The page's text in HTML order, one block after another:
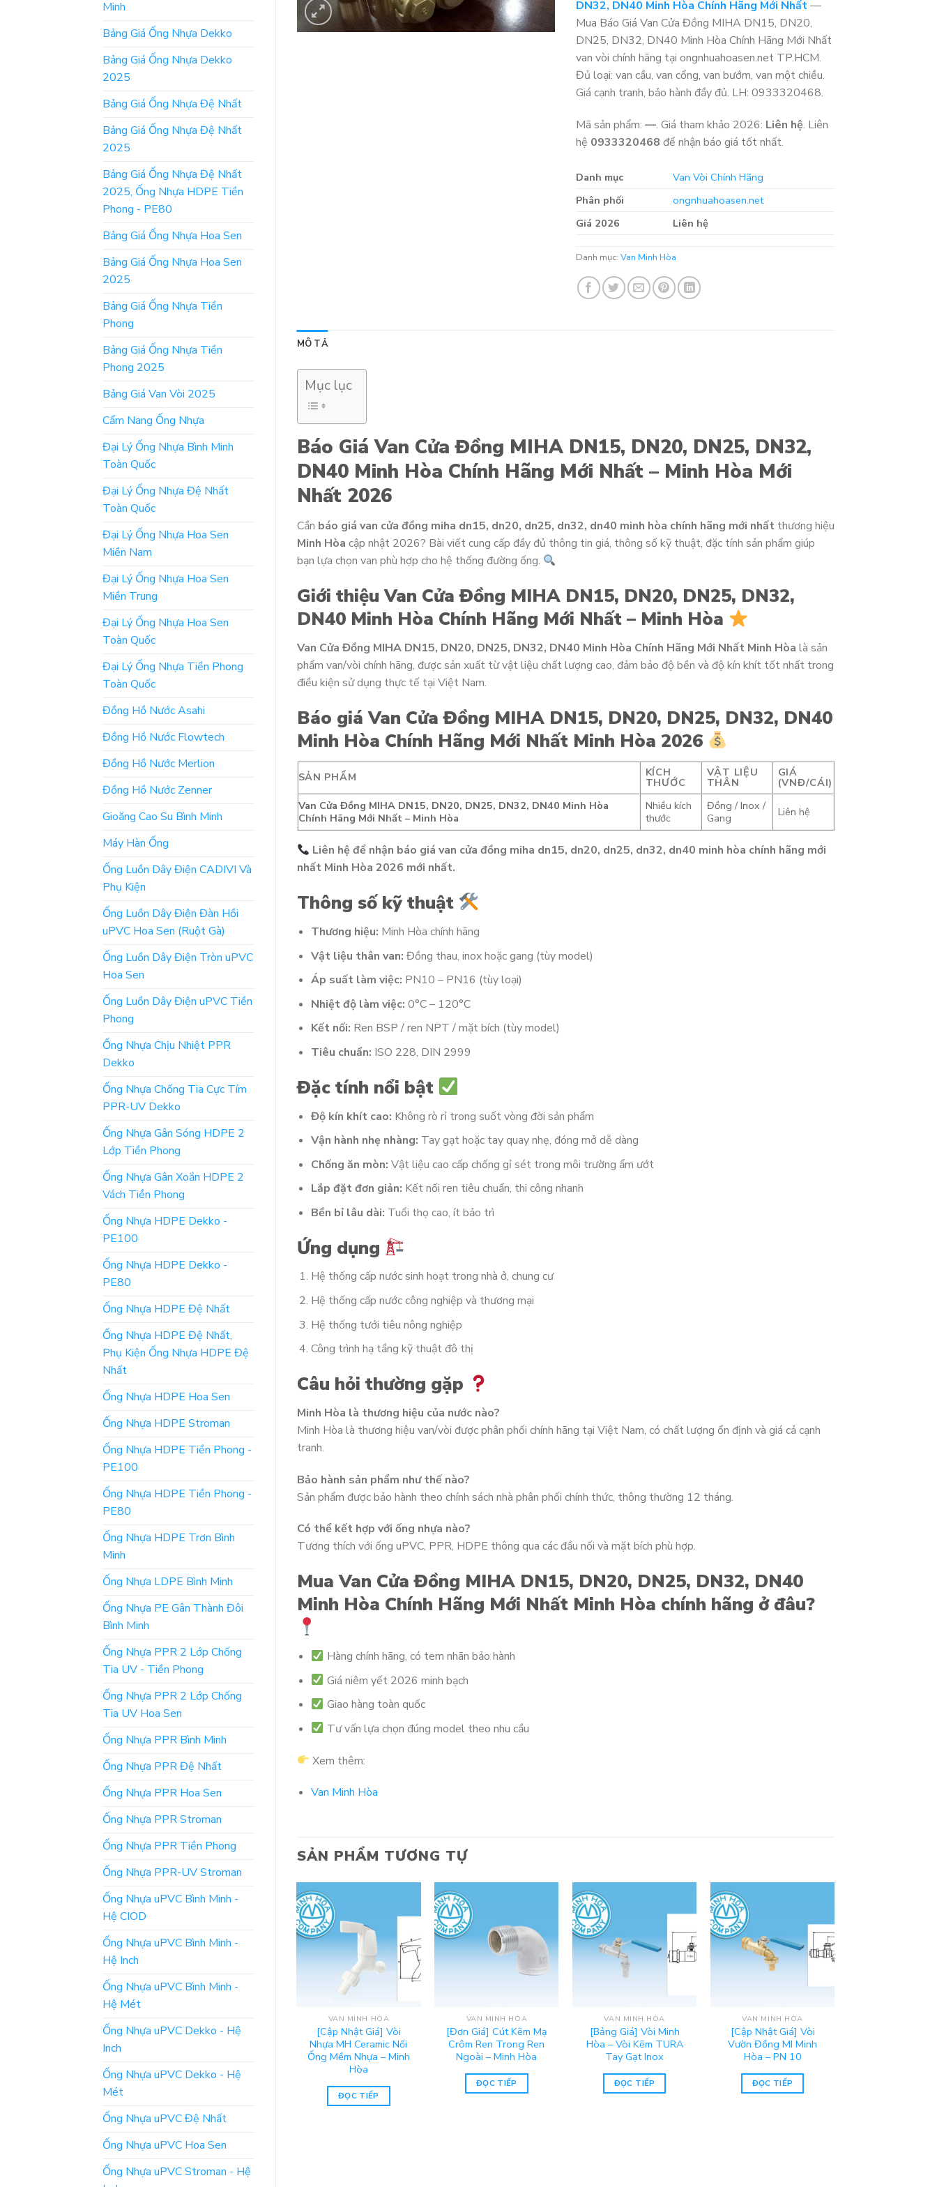
Minh
Bảng Giá Ống Nhựa Dekko
Bảng Giá Ống Nhựa Dekko
2025
Bảng Giá Ống Nhựa Đệ Nhất
Bảng Giá Ống Nhựa Đệ Nhất
2025
Bảng Giá Ống Nhựa Đệ Nhất
2025, Ống Nhựa HDPE Tiền
Phong - PE80
Bảng Giá Ống Nhựa Hoa Sen
Bảng Giá Ống Nhựa Hoa Sen
2025
Bảng Giá Ống Nhựa Tiền
Phong
Bảng Giá Ống Nhựa Tiền
Phong 2025
Bảng Giá Van Vòi 2025
Cẩm Nang Ống Nhựa
Đại Lý Ống Nhựa Bình Minh
Toàn Quốc
Đại Lý Ống Nhựa Đệ Nhất
Toàn Quốc
Đại Lý Ống Nhựa Hoa Sen
Miền Nam
Đại Lý Ống Nhựa Hoa Sen
Miền Trung
Đại Lý Ống Nhựa Hoa Sen
Toàn Quốc
Đại Lý Ống Nhựa Tiền Phong
Toàn Quốc
Đồng Hồ Nước Asahi
Đồng Hồ Nước Flowtech
Đồng Hồ Nước Merlion
Đồng Hồ Nước Zenner
Gioăng Cao Su Bình Minh
Máy Hàn Ống
Ống Luồn Dây Điện CADIVI Và
Phụ Kiện
Ống Luồn Dây Điện Đàn Hồi
uPVC Hoa Sen (Ruột Gà)
Ống Luồn Dây Điện Tròn uPVC
Hoa Sen
Ống Luồn Dây Điện uPVC Tiền
Phong
Ống Nhựa Chịu Nhiệt PPR
Dekko
Ống Nhựa Chống Tia Cực Tím
PPR-UV Dekko
Ống Nhựa Gân Sóng HDPE 2
Lớp Tiền Phong
Ống Nhựa Gân Xoắn HDPE 2
Vách Tiền Phong
Ống Nhựa HDPE Dekko -
PE100
Ống Nhựa HDPE Dekko -
PE80
Ống Nhựa HDPE Đệ Nhất
Ống Nhựa HDPE Đệ Nhất,
Phụ Kiện Ống Nhựa HDPE Đệ
Nhất
Ống Nhựa HDPE Hoa Sen
Ống Nhựa HDPE Stroman
Ống Nhựa HDPE Tiền Phong -
PE100
Ống Nhựa HDPE Tiền Phong -
PE80
Ống Nhựa HDPE Trơn Bình
Minh
Ống Nhựa LDPE Bình Minh
Ống Nhựa PE Gân Thành Đôi
Bình Minh
Ống Nhựa PPR 2 Lớp Chống
Tia UV - Tiền Phong
Ống Nhựa PPR 2 Lớp Chống
Tia UV Hoa Sen
Ống Nhựa PPR Bình Minh
Ống Nhựa PPR Đệ Nhất
Ống Nhựa PPR Hoa Sen
Ống Nhựa PPR Stroman
Ống Nhựa PPR Tiền Phong
Ống Nhựa PPR-UV Stroman
Ống Nhựa uPVC Bình Minh -
Hệ CIOD
Ống Nhựa uPVC Bình Minh -
Hệ Inch
Ống Nhựa uPVC Bình Minh -
Hệ Mét
Ống Nhựa uPVC Dekko - Hệ
Inch
Ống Nhựa uPVC Dekko - Hệ
Mét
Ống Nhựa uPVC Đệ Nhất
Ống Nhựa uPVC Hoa Sen
Ống Nhựa uPVC Stroman - Hệ
DN32, DN40 Minh Hòa Chính Hãng Mới Nhất—
Mua Báo Giá Van Cửa Đồng MIHA DN15, DN20,
DN25, DN32, DN40 Minh Hòa Chính Hãng Mới Nhất
van vòi chính hãng tại ongnhuahoasen.net TP.HCM.
Đủ loại: van cầu, van cổng, van bướm, van một chiều.
Giá cạnh tranh, bảo hành đầy đủ. LH: 0933320468.
Mã sản phẩm:—. Giá tham khảo 2026: Liên hệ. Liên
hệ 0933320468 để nhận báo giá tốt nhất.
Danh mục
Van Vòi Chính Hãng
Phân phối
ongnhuahoasen.net
Giá 2026
Liên hệ
Danh mục:Van Minh Hòa
MÔ TẢ
Mục lục
Báo Giá Van Cửa Đồng MIHA DN15, DN20, DN25, DN32,
DN40 Minh Hòa Chính Hãng Mới Nhất – Minh Hòa Mới
Nhất 2026
Cần báo giá van cửa đồng miha dn15, dn20, dn25, dn32, dn40 minh hòa chính hãng mới nhấtthương hiệu
Minh Hòa cập nhật 2026? Bài viết cung cấp đầy đủ thông tin giá, thông số kỹ thuật, đặc tính sản phẩm giúp
bạn lựa chọn van phù hợp cho hệ thống đường ống.
Giới thiệu Van Cửa Đồng MIHA DN15, DN20, DN25, DN32,
DN40 Minh Hòa Chính Hãng Mới Nhất – Minh Hòa
Van Cửa Đồng MIHA DN15, DN20, DN25, DN32, DN40 Minh Hòa Chính Hãng Mới Nhất Minh Hòa là sản
phẩm van/vòi chính hãng, được sản xuất từ vật liệu chất lượng cao, đảm bảo độ bền và độ kín khít tốt nhất trong
điều kiện sử dụng thực tế tại Việt Nam.
Báo giá Van Cửa Đồng MIHA DN15, DN20, DN25, DN32, DN40
Minh Hòa Chính Hãng Mới Nhất Minh Hòa 2026
SẢN PHẨM KÍCH
THƯỚC
VẬT LIỆU
THÂN
GIÁ
(VNĐ/CÁI)
Van Cửa Đồng MIHA DN15, DN20, DN25, DN32, DN40 Minh Hòa
Chính Hãng Mới Nhất – Minh Hòa
Nhiều kích
thước
Đồng / Inox /
Gang
Liên hệ
Liên hệ để nhận báo giá van cửa đồng miha dn15, dn20, dn25, dn32, dn40 minh hòa chính hãng mới
nhất Minh Hòa 2026 mới nhất.
Thông số kỹ thuật
Thương hiệu: Minh Hòa chính hãng
Vật liệu thân van: Đồng thau, inox hoặc gang (tùy model)
Áp suất làm việc: PN10 – PN16 (tùy loại)
Nhiệt độ làm việc: 0°C – 120°C
Kết nối: Ren BSP / ren NPT / mặt bích (tùy model)
Tiêu chuẩn: ISO 228, DIN 2999
Đặc tính nổi bật
Độ kín khít cao: Không rò rỉ trong suốt vòng đời sản phẩm
Vận hành nhẹ nhàng: Tay gạt hoặc tay quay nhẹ, đóng mở dễ dàng
Chống ăn mòn: Vật liệu cao cấp chống gỉ sét trong môi trường ẩm ướt
Lắp đặt đơn giản: Kết nối ren tiêu chuẩn, thi công nhanh
Bền bỉ lâu dài: Tuổi thọ cao, ít bảo trì
Ứng dụng
Hệ thống cấp nước sinh hoạt trong nhà ở, chung cư
Hệ thống cấp nước công nghiệp và thương mại
Hệ thống tưới tiêu nông nghiệp
Công trình hạ tầng kỹ thuật đô thị
Câu hỏi thường gặp
Minh Hòa là thương hiệu của nước nào?
Minh Hòa là thương hiệu van/vòi được phân phối chính hãng tại Việt Nam, có chất lượng ổn định và giá cả cạnh
tranh.
Bảo hành sản phẩm như thế nào?
Sản phẩm được bảo hành theo chính sách nhà phân phối chính thức, thông thường 12 tháng.
Có thể kết hợp với ống nhựa nào?
Tương thích với ống uPVC, PPR, HDPE thông qua các đầu nối và mặt bích phù hợp.
Mua Van Cửa Đồng MIHA DN15, DN20, DN25, DN32, DN40
Minh Hòa Chính Hãng Mới Nhất Minh Hòa chính hãng ở đâu?
Hàng chính hãng, có tem nhãn bảo hành
Giá niêm yết 2026 minh bạch
Giao hàng toàn quốc
Tư vấn lựa chọn đúng model theo nhu cầu
Xem thêm:
Van Minh Hòa
SẢN PHẨM TƯƠNG TỰ
VAN MINH HÒA
[Cập Nhật Giá] Vòi
Nhựa MH Ceramic Nối
Ống Mềm Nhựa – Minh
Hòa
ĐỌC TIẾP
VAN MINH HÒA
[Đơn Giá] Cút Kẽm Mạ
Crôm Ren Trong Ren
Ngoài – Minh Hòa
ĐỌC TIẾP
VAN MINH HÒA
[Bảng Giá] Vòi Minh
Hòa – Vòi Kẽm TURA
Tay Gạt Inox
ĐỌC TIẾP
VAN MINH HÒA
[Cập Nhật Giá] Vòi
Vườn Đồng MI Minh
Hòa – PN 10
ĐỌC TIẾP
[CẬP NHẬT] Bảng Giá:
Lơ Thu Đồng – Phụ Kiện
Minh Hòa
[Bảng Giá] Phụ Kiện Nối
ĐỌC TIẾP